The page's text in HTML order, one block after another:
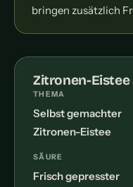
bringen zusätzlich
Zitronen-
THEMA
Selbst gemachter
Zitronen-Eistee
SÄURE
Frisch gepresster